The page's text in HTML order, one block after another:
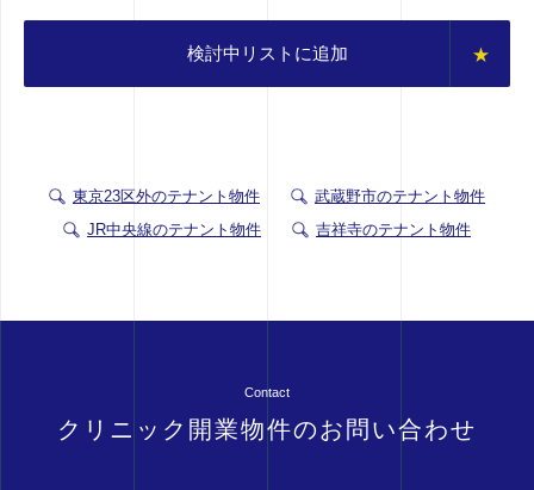
検討中リストに追加
東京23区外のテナント物件
武蔵野市のテナント物件
JR中央線のテナント物件
吉祥寺のテナント物件
Contact
クリニック開業物件のお問い合わせ